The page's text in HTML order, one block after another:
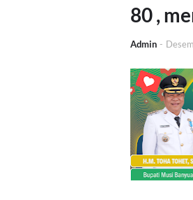
80 ,
Admin -